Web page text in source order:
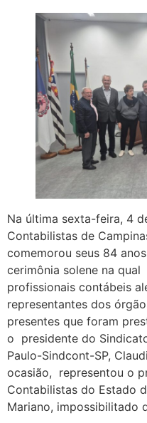
Na última sexta-feira, 4
Contabilistas de
comemorou seus 84
cerimônia solene na
profissionais contábeis
representantes dos
presentes que foram
o presidente do
Paulo-Sindcont-SP,
ocasião, representou o
Contabilistas do Estado
Mariano, impossibilitado